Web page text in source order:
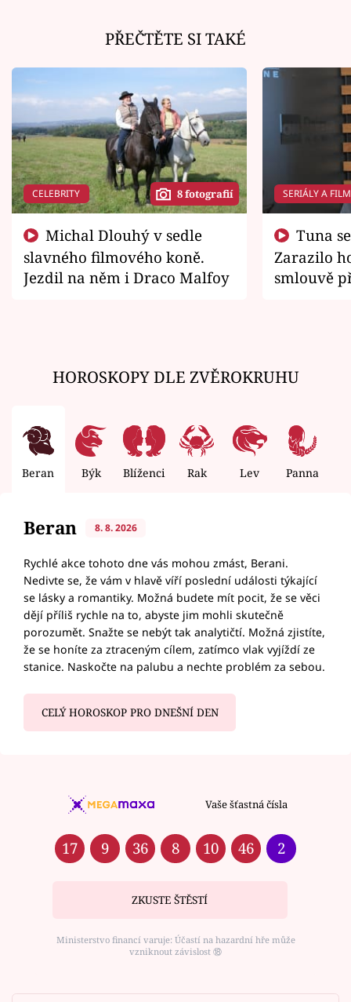
PŘEČTĚTE SI TAKÉ
CELEBRITY 8 fotografií
slavného filmového koně.
Jezdil na něm i Draco Malfoy
SERIÁLY A
Zarazilo
smlouvě
HOROSKOPY DLE ZVĚROKRUHU
Beran Býk Blíženci Rak Lev Panna
Beran 8. 8. 2026
Rychlé akce tohoto dne vás mohou zmást, Berani.
Nedivte se, že vám v hlavě víří poslední události týkající
se lásky a romantiky. Možná budete mít pocit, že se věci
dějí příliš rychle na to, abyste jim mohli skutečně
porozumět. Snažte se nebýt tak analytičtí. Možná zjistíte,
že se honíte za ztraceným cílem, zatímco vlak vyjíždí ze
stanice. Naskočte na palubu a nechte problém za sebou.
CELÝ HOROSKOP PRO DNEŠNÍ DEN
Vaše šťastná čísla
17 9 36 8 10 46 2
ZKUSTE ŠTĚSTÍ
Ministerstvo financí varuje: Účastí na hazardní hře může
vzniknout závislost ⑱